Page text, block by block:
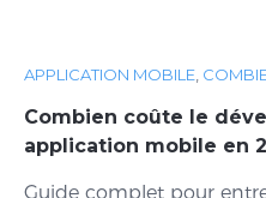
APPLICATION MOBILE,
Combien coûte le
application mobile en
Guide complet pour